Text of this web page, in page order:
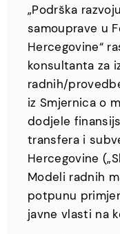
„Podrška
samouprave u
Hercegovine“
konsultanta za
radnih/
iz Smjernica o
dodjele
transfera i
Hercegovine
Modeli radnih
potpunu
javne vlasti na